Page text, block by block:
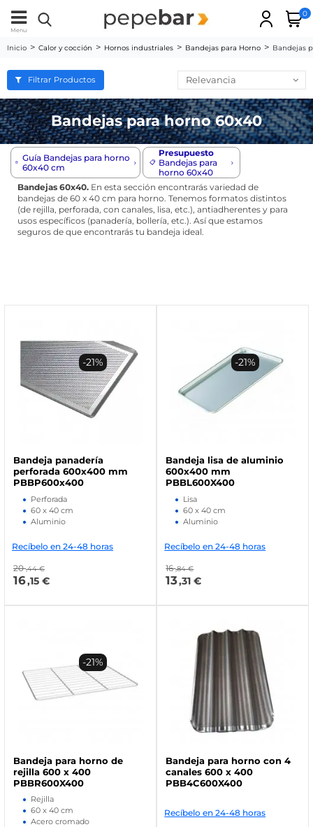
Menu
0
Inicio Calor y cocción Hornos industriales Bandejas para Horno Bandejas
Bandejas para horno 60x40
Bandejas 60x40. En esta sección encontrarás variedad de
bandejas de 60 x 40 cm para horno. Tenemos formatos distintos
(de rejilla, perforada, con canales, lisa, etc.), antiadherentes y para
usos específicos (panadería, bollería, etc.). Así que estamos
seguros de que encontrarás tu bandeja ideal.
⭐️ Guía Bandejas para horno
60x40 cm
📋
Presupuesto
Bandejas para
horno 60x40
Filtrar Productos Relevancia
Bandeja panadería
perforada 600x400 mm
PBBP600x400
Perforada
60 x 40 cm
Aluminio
Recíbelo en 24-48 horas
20 ,44 €
16,15 €
-21%
Bandeja lisa de aluminio
600x400 mm
PBBL600X400
Lisa
60 x 40 cm
Aluminio
Recíbelo en 24-48 horas
16 ,84 €
13,31 €
-21%
Bandeja para horno de
rejilla 600 x 400
PBBR600X400
Rejilla
60 x 40 cm
Acero cromado
-21%
Bandeja para horno con 4
canales 600 x 400
PBB4C600X400
Recíbelo en 24-48 horas